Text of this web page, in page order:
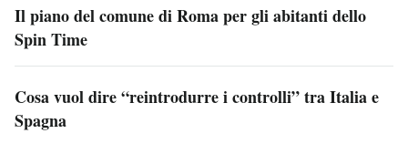
Il piano del comune di Roma per gli abitanti dello
Spin Time
Cosa vuol dire “reintrodurre i controlli” tra Italia e
Spagna